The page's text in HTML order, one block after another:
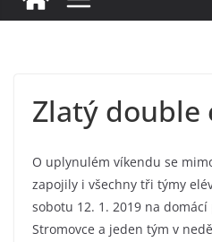
Zlatý double
O uplynulém víkendu se
zapojily i všechny tři týmy
sobotu 12. 1. 2019 na
Stromovce a jeden tým v